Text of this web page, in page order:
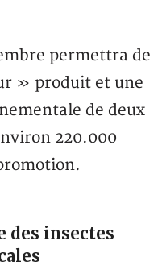
permettra de
» produit et une
de deux
220.000
des insectes